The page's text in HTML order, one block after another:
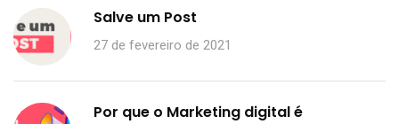
Salve um Post
27 de fevereiro de 2021
Por que o Marketing digital é